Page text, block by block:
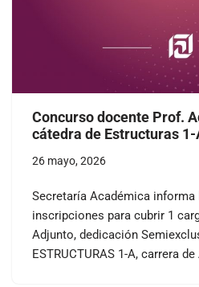
Concurso docente Prof.
cátedra de Estructuras 1-
26 mayo, 2026
Secretaría Académica informa
inscripciones para cubrir 1
Adjunto, dedicación
ESTRUCTURAS 1-A, carrera